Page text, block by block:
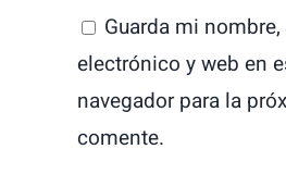
Guarda mi
electrónico y web en
navegador para la
comente.